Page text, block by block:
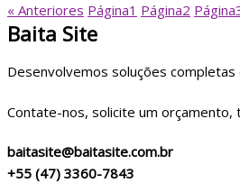
« Anteriores Página1 Página2 Página
Baita Site
Desenvolvemos soluções
Contate-nos, solicite um
baitasite@baitasite.com.br
+55 (47) 3360-7843